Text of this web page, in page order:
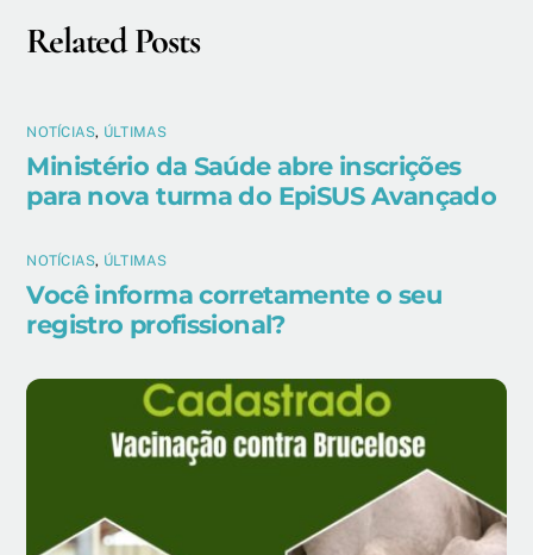
Related Posts
NOTÍCIAS, ÚLTIMAS
Ministério da Saúde abre inscrições
para nova turma do EpiSUS Avançado
NOTÍCIAS, ÚLTIMAS
Você informa corretamente o seu
registro profissional?